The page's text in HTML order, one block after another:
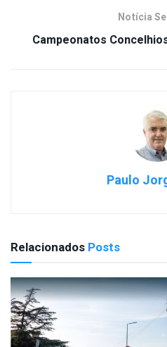
Notícia
Campeonatos
Paulo
Relacionados Posts